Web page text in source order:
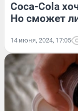
Coca-Cola
Но сможет
14 июня, 2024, 17:05